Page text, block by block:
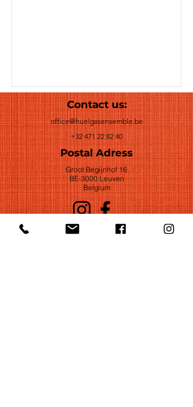
Contact us:
office@huelgasensemble.be
+32 471 22 82 40
Postal Adress
Groot Begijnhof 16
BE-3000 Leuven
Belgium
©2022 by Huelgas Ensemble